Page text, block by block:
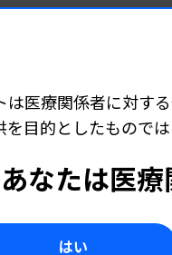
業務の加算点数の
は医療関係者に対す
目的としたもので
あなたは医
はい